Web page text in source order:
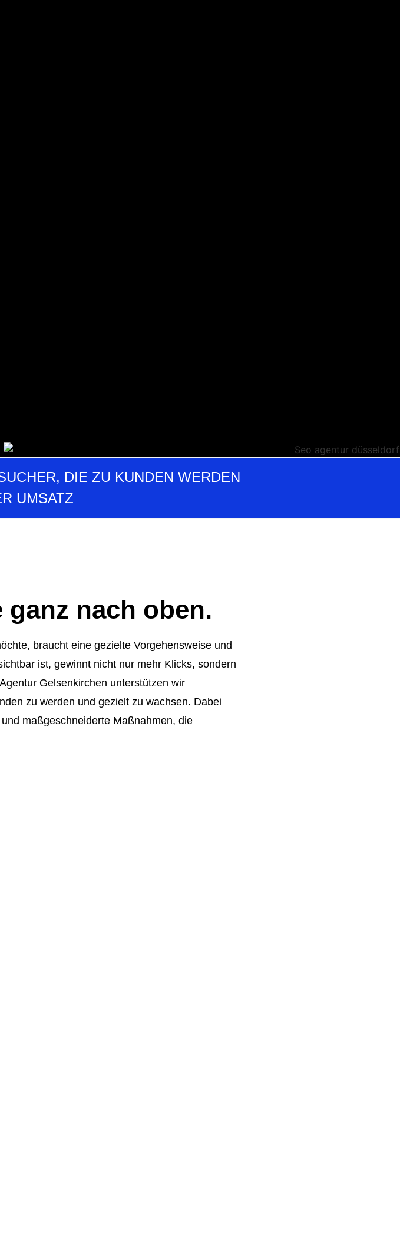
DIE ZU KUNDEN WERDEN
UMSATZ
nach oben.
braucht eine gezielte Vorgehensweise und
ist, gewinnt nicht nur mehr Klicks, sondern
Gelsenkirchen unterstützen wir
zu werden und gezielt zu wachsen. Dabei
maßgeschneiderte Maßnahmen, die